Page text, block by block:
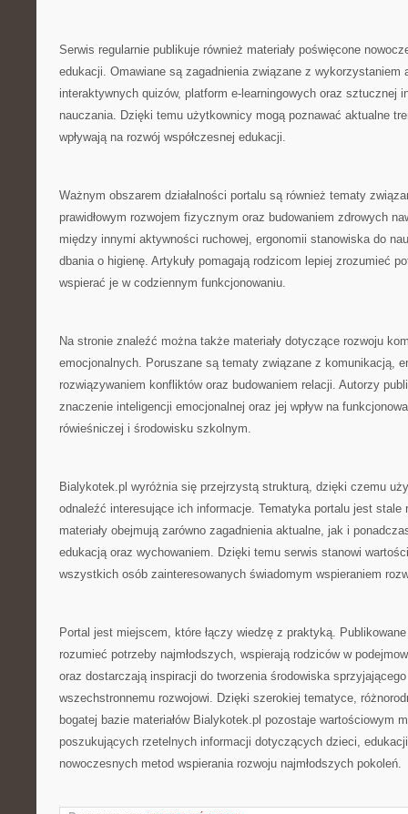
Serwis regularnie publikuje również materiały poświęcone
edukacji. Omawiane są zagadnienia związane z wykorzystaniem
interaktywnych quizów, platform e-learningowych oraz sztucznej
nauczania. Dzięki temu użytkownicy mogą poznawać aktualne
wpływają na rozwój współczesnej edukacji.
Ważnym obszarem działalności portalu są również tematy
prawidłowym rozwojem fizycznym oraz budowaniem zdrowych
między innymi aktywności ruchowej, ergonomii stanowiska do
dbania o higienę. Artykuły pomagają rodzicom lepiej zrozumieć
wspierać je w codziennym funkcjonowaniu.
Na stronie znaleźć można także materiały dotyczące rozwoju
emocjonalnych. Poruszane są tematy związane z komunikacją,
rozwiązywaniem konfliktów oraz budowaniem relacji. Autorzy
znaczenie inteligencji emocjonalnej oraz jej wpływ na
rówieśniczej i środowisku szkolnym.
Bialykotek.pl wyróżnia się przejrzystą strukturą, dzięki czemu
odnaleźć interesujące ich informacje. Tematyka portalu jest stale
materiały obejmują zarówno zagadnienia aktualne, jak i
edukacją oraz wychowaniem. Dzięki temu serwis stanowi
wszystkich osób zainteresowanych świadomym wspieraniem
Portal jest miejscem, które łączy wiedzę z praktyką.
rozumieć potrzeby najmłodszych, wspierają rodziców w
oraz dostarczają inspiracji do tworzenia środowiska
wszechstronnemu rozwojowi. Dzięki szerokiej tematyce,
bogatej bazie materiałów Bialykotek.pl pozostaje wartościowym
poszukujących rzetelnych informacji dotyczących dzieci,
nowoczesnych metod wspierania rozwoju najmłodszych pokoleń.